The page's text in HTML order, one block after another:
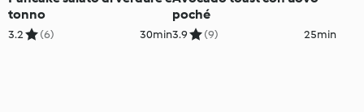
tonno
3.2 (6) 30min
poché
3.9 (9) 25min